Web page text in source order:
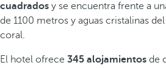
cuadrados y se encuentra frente a
de 1100 metros y aguas cristalinas
coral.
El hotel ofrece 345 alojamientos de